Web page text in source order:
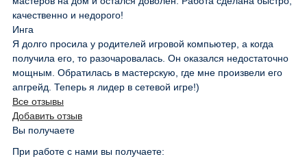
качественно и недорого!
Инга
Я долго просила у родителей игровой компьютер, а когда
получила его, то разочаровалась. Он оказался недостаточно
мощным. Обратилась в мастерскую, где мне произвели его
апгрейд. Теперь я лидер в сетевой игре!)
Все отзывы
Добавить отзыв
Вы получаете
При работе с нами вы получаете: